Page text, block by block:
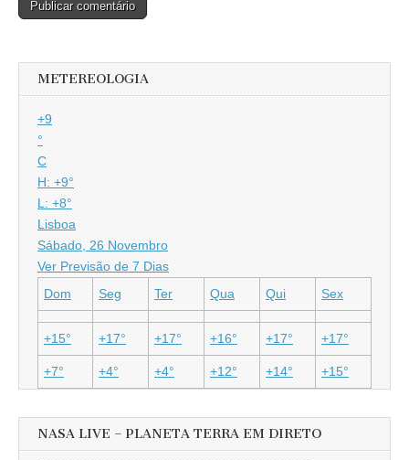
METEREOLOGIA
+9
°
C
H: +9°
L: +8°
Lisboa
Sábado, 26 Novembro
Ver Previsão de 7 Dias
Dom
Seg Ter Qua Qui Sex
+15° +17° +17° +16° +17° +17°
+7° +4° +4° +12° +14° +15°
NASA LIVE – PLANETA TERRA EM DIRETO